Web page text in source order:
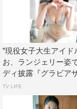
”現役女子大生アイド
お、ランジェリー姿
ディ披露『グラビア
TV LIFE